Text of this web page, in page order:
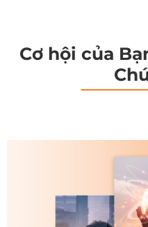
Cơ hội của